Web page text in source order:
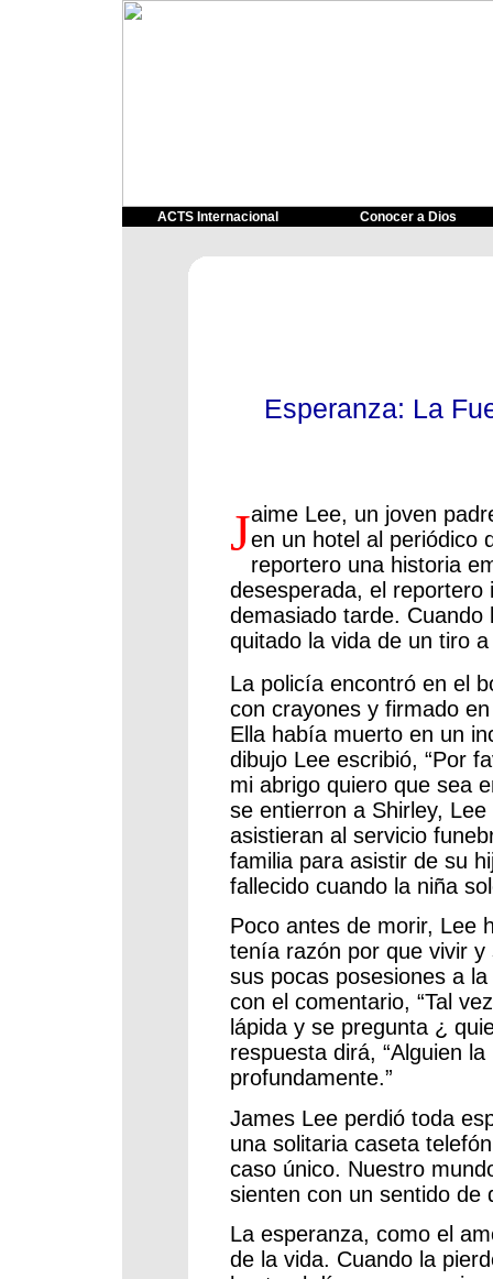
ACTS Internacional Conocer a Dios
Esperanza: La
Jaime Lee, un joven
en un hotel al periódico
reportero una historia
desesperada, el
demasiado tarde.
quitado la vida de un tiro
La policía encontró en el
con crayones y firmado
Ella había muerto en un
dibujo Lee escribió, “Por
mi abrigo quiero que sea
se entierron a Shirley,
asistieran al servicio
familia para asistir de su
fallecido cuando la niña
Poco antes de morir, Lee
tenía razón por que vivir
sus pocas posesiones a
con el comentario, “Tal
lápida y se pregunta ¿
respuesta dirá, “Alguien
profundamente.”
James Lee perdió toda
una solitaria caseta
caso único. Nuestro
sienten con un sentido de
La esperanza, como el
de la vida. Cuando la